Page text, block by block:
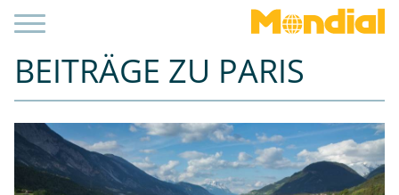
BEITRÄGE ZU PARIS